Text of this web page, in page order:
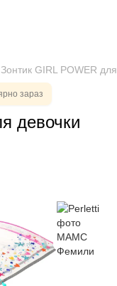
Зонтик GIRL POWER
зараз
девочки